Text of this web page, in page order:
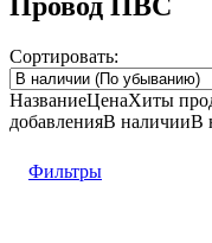
Сортировать:
НазваниеЦенаХиты
добавленияВ наличииВ
Фильтры